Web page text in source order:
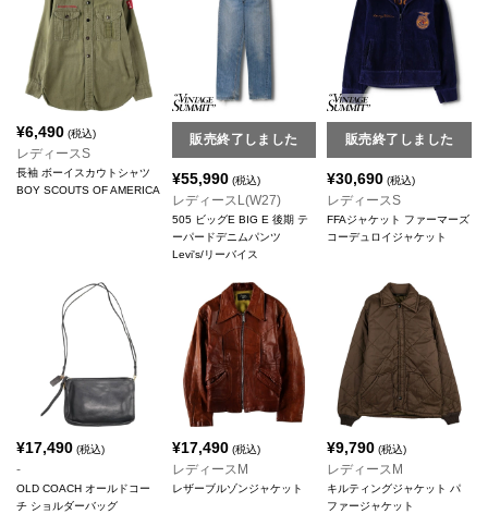
¥6,490 (税込)
レディースS
長袖 ボーイスカウトシャツ
BOY SCOUTS OF AMERICA
販売終了しました
¥55,990(税込)
レディースL(W27)
505 ビッグE BIG E 後期 テ
ーパードデニムパンツ
Levi's/リーバイス
販売終了しました
¥30,690 (税込)
レディースS
FFAジャケット ファーマーズ
コーデュロイジャケット
¥17,490 (税込)
-
OLD COACH オールドコー
チ ショルダーバッグ
¥17,490(税込)
レディースM
レザーブルゾンジャケット
¥9,790 (税込)
レディースM
キルティングジャケット パ
ファージャケット